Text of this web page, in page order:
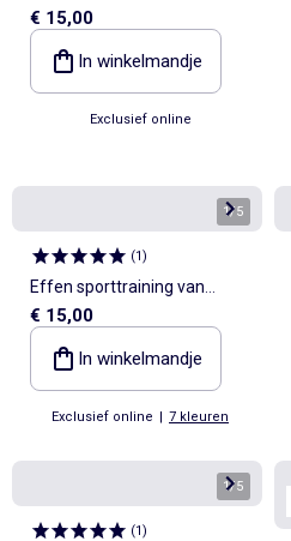
(ekstract)
€ 15,00
In winkelmandje
Exclusief online
1/5
(1)
Effen sporttraining van
molton
€ 15,00
In winkelmandje
Exclusief online | 7 kleuren
1/5
(1)